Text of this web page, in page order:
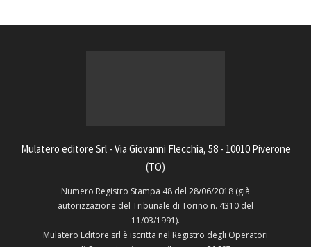
Mulatero editore Srl - Via Giovanni Flecchia, 58 - 10010 Piverone
(TO)
Numero Registro Stampa 48 del 28/06/2018 (già
autorizzazione del Tribunale di Torino n. 4310 del
11/03/1991).
Mulatero Editore srl è iscritta nel Registro degli Operatori